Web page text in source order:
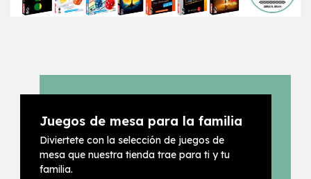
Juegos de mesa para la familia
Diviertete con la selección de juegos de
mesa que nuestra tienda trae para ti y tu
familia.